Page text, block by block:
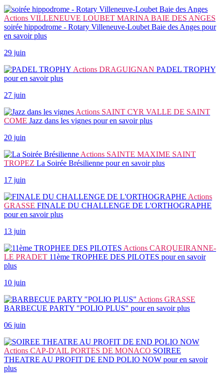
Actions VILLENEUVE LOUBET MARINA BAIE DES ANGES
soirée hippodrome - Rotary Villeneuve-Loubet Baie des Anges pour
en savoir plus
29 juin
Actions DRAGUIGNAN PADEL TROPHY
pour en savoir plus
27 juin
Actions SAINT CYR VALLE DE SAINT
COME Jazz dans les vignes pour en savoir plus
20 juin
Actions SAINTE MAXIME SAINT
TROPEZ La Soirée Brésilienne pour en savoir plus
17 juin
Actions
GRASSE FINALE DU CHALLENGE DE L'ORTHOGRAPHE
pour en savoir plus
13 juin
Actions CARQUEIRANNE-
LE PRADET 11ème TROPHEE DES PILOTES pour en savoir
plus
10 juin
Actions GRASSE
BARBECUE PARTY "POLIO PLUS" pour en savoir plus
06 juin
Actions CAP-D'AIL PORTES DE MONACO SOIREE
THEATRE AU PROFIT DE END POLIO NOW pour en savoir
plus